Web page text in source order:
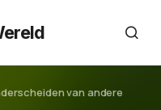
van andere